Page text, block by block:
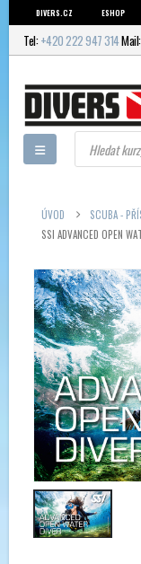
DIVERS.CZ ESHOP
Tel: +420 222 947 314Mail:
Products
search
ÚVOD SCUBA -
SSI ADVANCED OPEN